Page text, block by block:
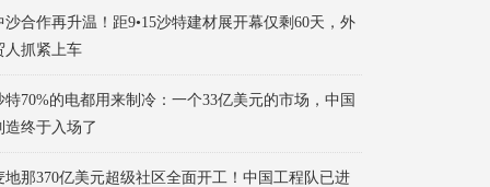
沙合作再升温！距9•15沙特建材展开幕仅剩60天，外
人抓紧上车
特70%的电都用来制冷：一个33亿美元的市场，中国
造终于入场了
地那370亿美元超级社区全面开工！中国工程队已进